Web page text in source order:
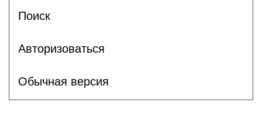
Поиск
Авторизоваться
Обычная версия